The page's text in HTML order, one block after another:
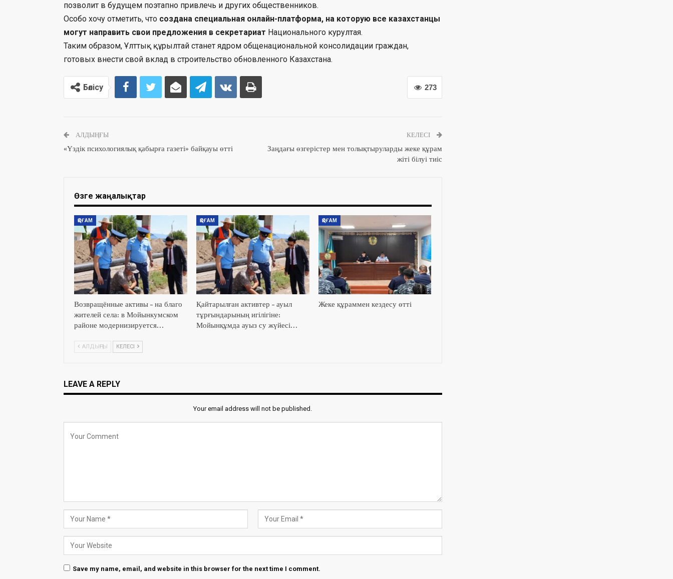
позволит в будущем поэтапно привлечь и других общественников.
Особо хочу отметить, что создана специальная онлайн-платформа, на которую все казахстанцы
могут направить свои предложения в секретариат Национального курултая.
Таким образом, Ұлттық құрылтай станет ядром общенациональной консолидации граждан,
готовых внести свой вклад в строительство обновленного Казахстана.
273
Бөлісу
АЛДЫҢҒЫ
«Үздік психологиялық қабырға газеті» байқауы өтті
КЕЛЕСІ
Заңдағы өзгерістер мен толықтыруларды жеке құрам
жіті білуі тиіс
Өзге жаңалықтар
ҚОҒАМ
Возвращённые активы – на благо
жителей села: в Мойынкумском
районе модернизируется…
ҚОҒАМ
Қайтарылған активтер – ауыл
тұрғындарының игілігіне:
Мойынқұмда ауыз су жүйесі…
ҚОҒАМ
Жеке құраммен кездесу өтті
АЛДЫҢҒЫ КЕЛЕСІ
LEAVE A REPLY
Your email address will not be published.
Save my name, email, and website in this browser for the next time I comment.